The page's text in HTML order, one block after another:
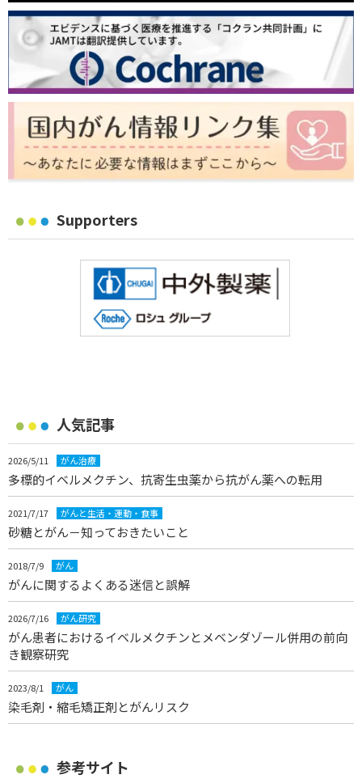
Supporters
人気記事
2026/5/11 がん治療
多標的イベルメクチン、抗寄生虫薬から抗がん薬への転用
2021/7/17 がんと生活・運動・食事
砂糖とがん－知っておきたいこと
2018/7/9 がん
がんに関するよくある迷信と誤解
2026/7/16 がん研究
がん患者におけるイベルメクチンとメベンダゾール併用の前向
き観察研究
2023/8/1 がん
染毛剤・縮毛矯正剤とがんリスク
参考サイト